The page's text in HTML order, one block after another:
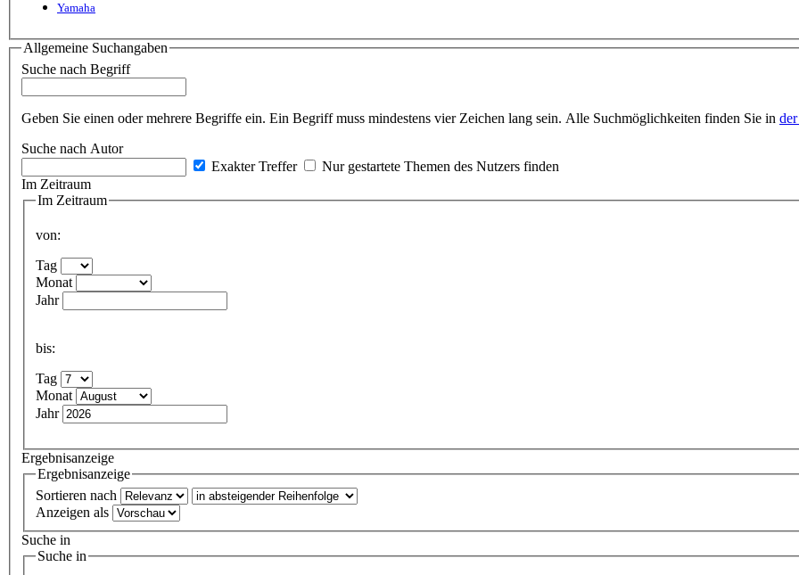
Yamaha
Allgemeine Suchangaben
Suche nach Begriff
Geben Sie einen oder mehrere Begriffe ein. Ein Begriff muss mindestens vier Zeichen lang sein. Alle Suchmöglichkeiten finden Sie in
Suche nach Autor
Exakter Treffer
Nur gestartete Themen des Nutzers finden
Im Zeitraum
Im Zeitraum
von:
Tag
Monat
Jahr
bis:
Tag
Monat
Jahr
Ergebnisanzeige
Ergebnisanzeige
Sortieren nach
Anzeigen als
Suche in
Suche in